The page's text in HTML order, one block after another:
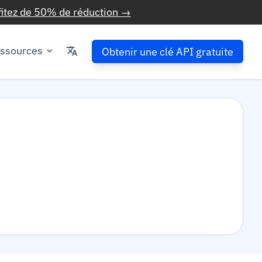
de 50% de réduction →
Obtenir une clé API gratuite